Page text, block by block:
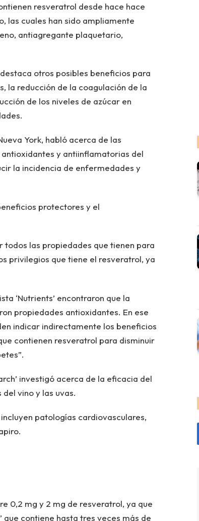
resveratrol desde hace hace
las cuales han sido ampliamente
antiagregante plaquetario,
otros posibles beneficios para
la reducción de la coagulación de la
de los niveles de azúcar en
York, habló acerca de las
y antiinflamatorias del
la incidencia de enfermedades y
protectores y el
todos las propiedades que tienen para
privilegios que tiene el resveratrol, ya
‘Nutrients’ encontraron que la
propiedades antioxidantes. En ese
indicar indirectamente los beneficios
contienen resveratrol para disminuir
investigó acerca de la eficacia del
vino y las uvas.
patologías cardiovasculares,
0,2 mg y 2 mg de resveratrol, ya que
que contiene hasta tres veces más de